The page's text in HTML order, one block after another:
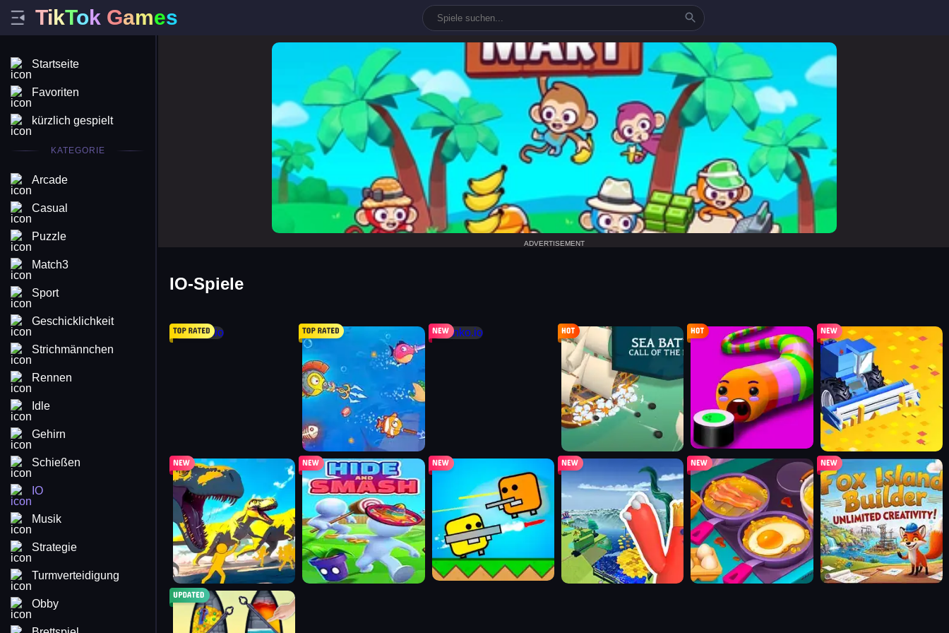
TikTok Games
Startseite
Favoriten
kürzlich gespielt
KATEGORIE
Arcade
Casual
Puzzle
Match3
Sport
Geschicklichkeit
Strichmännchen
Rennen
Idle
Gehirn
Schießen
IO
Musik
Strategie
Turmverteidigung
Obby
monkey mart
ADVERTISEMENT
IO-Spiele
shipo.io shark.io tanko.io battle ship sushi party farmers io
dinosaurs.io hide and smash superbrawl simplyhoppers.io food truck: cooking gamesfox island builder
hero rescue: pull the pin puzzle